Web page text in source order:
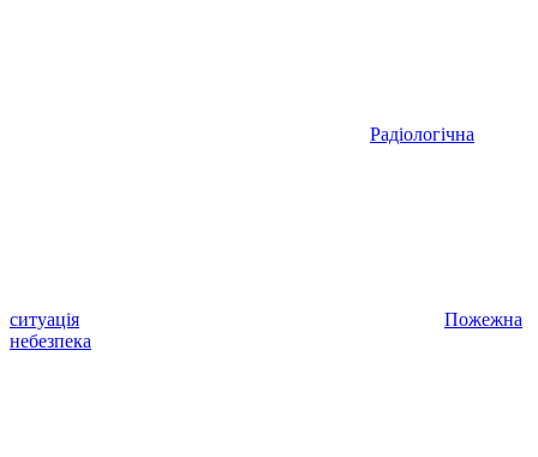
Радіологічна
ситуація
Пожежна
небезпека